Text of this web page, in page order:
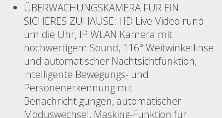
ÜBERWACHUNGSKAMERA FÜR EIN
SICHERES ZUHAUSE: HD Live-Video rund
um die Uhr, IP WLAN Kamera mit
hochwertigem Sound, 116° Weitwinkellinse
und automatischer Nachtsichtfunktion;
intelligente Bewegungs- und
Personenerkennung mit
Benachrichtigungen, automatischer
Moduswechsel, Masking-Funktion für